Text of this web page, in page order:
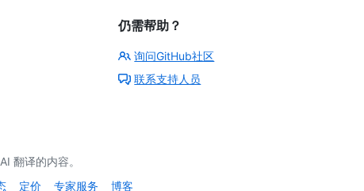
仍需帮助？
询问GitHub社区
联系支持人员
翻译的内容。
定价 专家服务 博客